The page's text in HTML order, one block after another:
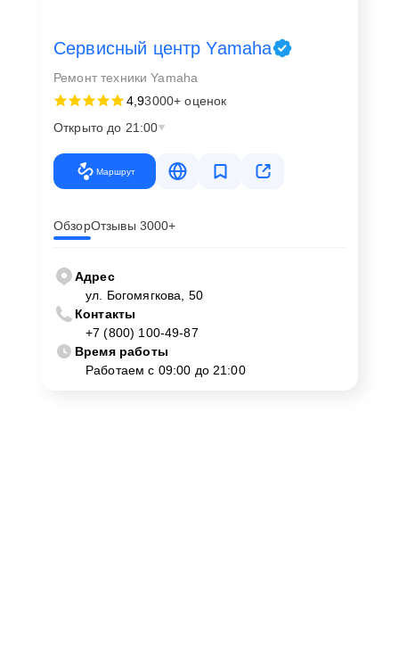
Сервисный центр Yamaha
Ремонт техники Yamaha
4,93000+ оценок
Открыто до 21:00
Маршрут
ОбзорОтзывы 3000+
Адрес
ул. Богомягкова, 50
Контакты
+7 (800) 100-49-87
Время работы
Работаем с 09:00 до 21:00